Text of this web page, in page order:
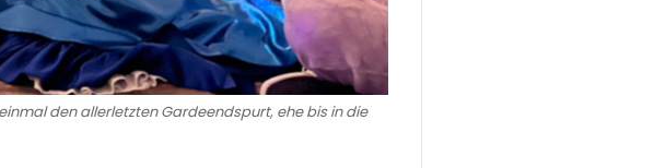
den allerletzten Gardeendspurt, ehe bis in die